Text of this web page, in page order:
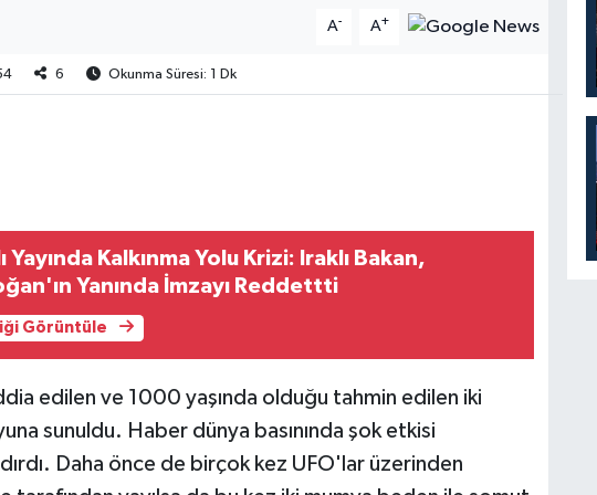
A- A+
6 Okunma Süresi: 1 Dk
Yayında Kalkınma Yolu Krizi: Iraklı Bakan,
Yanında İmzayı Reddettti
Görüntüle
edilen ve 1000 yaşında olduğu tahmin edilen iki
sunuldu. Haber dünya basınında şok etkisi
Daha önce de birçok kez UFO'lar üzerinden